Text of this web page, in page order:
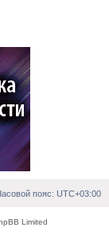
пояс: UTC+03:00
Limited